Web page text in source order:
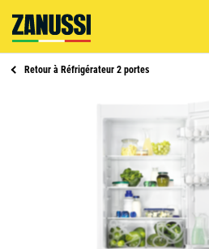
Retour à Réfrigérateur 2 portes